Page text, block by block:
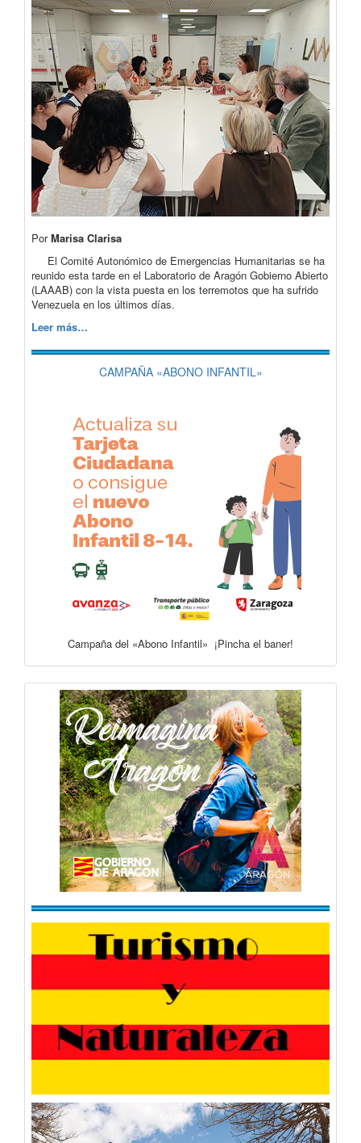
PorMarisa Clarisa
El Comité Autonómico de Emergencias Humanitarias se ha
reunido esta tarde en el Laboratorio de Aragón Gobierno Abierto
(LAAAB) con la vista puesta en los terremotos que ha sufrido
Venezuela en los últimos días.
Leer más…
CAMPAÑA «ABONO INFANTIL»
Campaña del «Abono Infantil» ¡Pincha el baner!